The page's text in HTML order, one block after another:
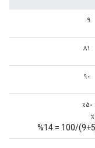
۹
۸۱
۹۰